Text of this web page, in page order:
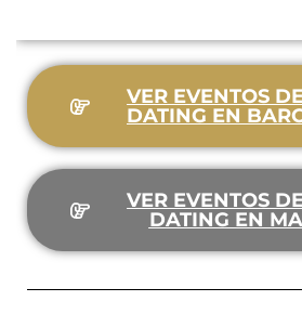
VER EVENTOS
DATING EN
VER EVENTOS
DATING EN